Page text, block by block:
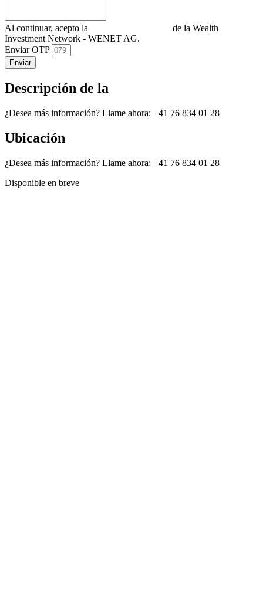
Al continuar, acepto la
de la Wealth
Investment Network - WENET AG.
Enviar OTP
Enviar
Descripción de la
¿Desea más información? Llame ahora: +41 76 834 01 28
Ubicación
¿Desea más información? Llame ahora: +41 76 834 01 28
Disponible en breve